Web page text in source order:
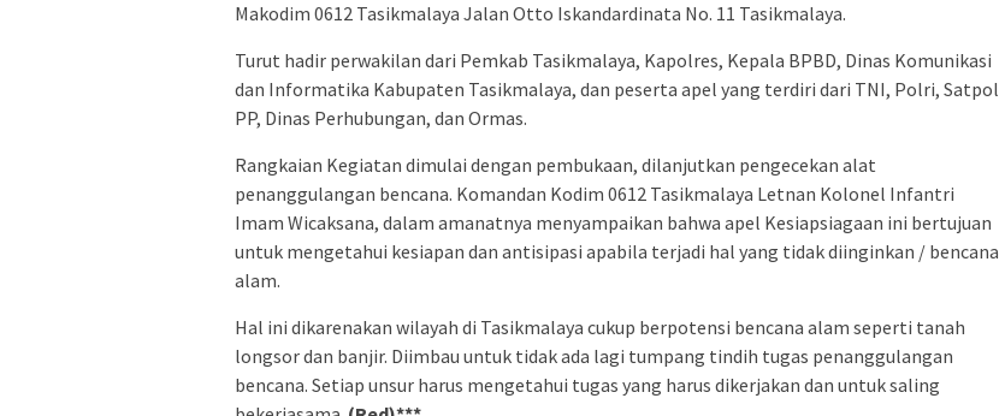
Makodim 0612 Tasikmalaya Jalan Otto Iskandardinata No. 11 Tasikmalaya.
Turut hadir perwakilan dari Pemkab Tasikmalaya, Kapolres, Kepala BPBD, Dinas Komunikasi
dan Informatika Kabupaten Tasikmalaya, dan peserta apel yang terdiri dari TNI, Polri, Satpol
PP, Dinas Perhubungan, dan Ormas.
Rangkaian Kegiatan dimulai dengan pembukaan, dilanjutkan pengecekan alat
penanggulangan bencana. Komandan Kodim 0612 Tasikmalaya Letnan Kolonel Infantri
Imam Wicaksana, dalam amanatnya menyampaikan bahwa apel Kesiapsiagaan ini bertujuan
untuk mengetahui kesiapan dan antisipasi apabila terjadi hal yang tidak diinginkan / bencana
alam.
Hal ini dikarenakan wilayah di Tasikmalaya cukup berpotensi bencana alam seperti tanah
longsor dan banjir. Diimbau untuk tidak ada lagi tumpang tindih tugas penanggulangan
bencana. Setiap unsur harus mengetahui tugas yang harus dikerjakan dan untuk saling